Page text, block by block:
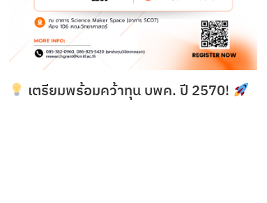
เตรียมพร้อมคว้าทุน บพค. ปี 2570!